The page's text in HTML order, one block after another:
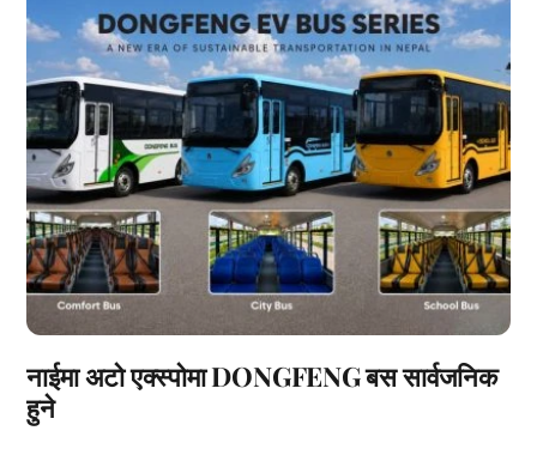
नाईमा अटो एक्स्पोमा DONGFENG बस सार्वजनिक
हुने